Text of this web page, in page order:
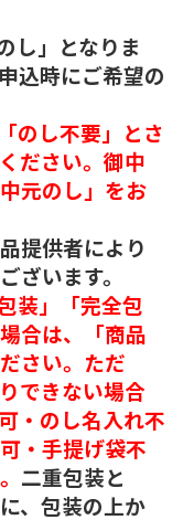
し」となりま
込時にご希望の
のし不要」とさ
ださい。御中
元のし」をお
提供者により
ざいます。
装」「完全包
合は、「商品
さい。ただ
できない場合
・のし名入れ不
・手提げ袋不
二重包装と
、包装の上か